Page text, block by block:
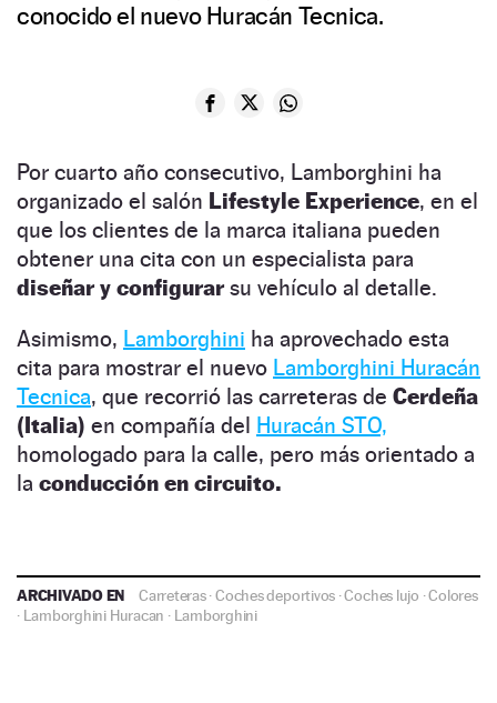
conocido el nuevo Huracán Tecnica.
Por cuarto año consecutivo, Lamborghini ha
organizado el salón Lifestyle Experience, en el
que los clientes de la marca italiana pueden
obtener una cita con un especialista para
diseñar y configurarsu vehículo al detalle.
Asimismo, Lamborghini ha aprovechado esta
cita para mostrar el nuevo Lamborghini Huracán
Tecnica, que recorrió las carreteras de Cerdeña
(Italia) en compañía del Huracán STO,
homologado para la calle, pero más orientado a
la conducción en circuito.
ARCHIVADO EN Carreteras·Coches deportivos ·Coches lujo ·Colores
· Lamborghini Huracan · Lamborghini